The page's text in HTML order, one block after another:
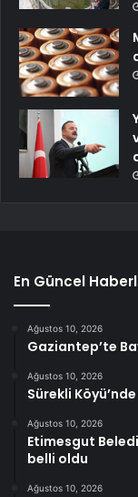
En Güncel
Ağustos 10, 2026
Gaziantep’te
Ağustos 10, 2026
Sürekli
Ağustos 10, 2026
Etimesgut
belli oldu
Ağustos 10, 2026